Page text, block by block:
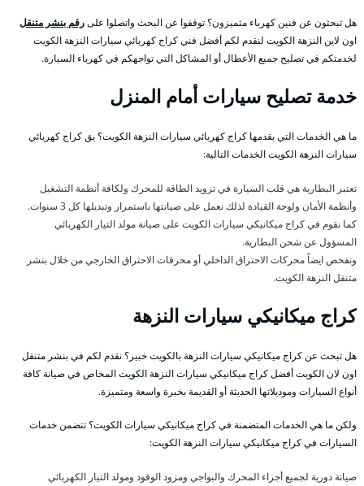
هل تبحثون عن فنين كهرباء متميزون؟ توقفوا عن البحث واتصلوا علىرقم بنشر متنقل
اون لاين النزهة الكويت لنقدم لكم أفضل فني كراج كهربائي سيارات النزهة الكويت
لخدمتكم في تصليح جميع الأعطال أو المشاكل التي تواجهكم في كهرباء السيارة.
خدمة تصليح سيارات أمام المنزل
ما هي الخدمات التي يقدمها كراج كهربائي سيارات النزهة الكويت؟ يق كراج كهربائي
سيارات النزهة الكويت الخدمات التالية:
تعتبر البطارية هي قلب السيارة في تزويد الطاقة للمحرك ولكافة أنظمة التشغيل
وأنظمة الأمان ولوحة القيادة لذلك نعمل على صيانتها باستمرار وتبديلها كل 3 سنوات.
كما نقوم في كراج ميكانيكي سيارات الكويت على صيانة مولد التيار الكهربائي
المسؤول عن شحن البطارية.
ونفحص ايضاً محركات الاحتراق الداخلي أو محرقات الاحتراق الخارجي من خلال بنشر
متنقل النزهة الكويت.
كراج ميكانيكي سيارات النزهة
هل تبحث عن كراج ميكانيكي سيارات النزهة بالكويت خبير؟ نقدم لكم في بنشر متنقل
اون لان الكويت أفضل كراج ميكانيكي سيارات النزهة الكويت المخاص في صيانة كافة
أنواع السيارات وموديلاتها الحديثة أو القديمة بخبرة واسعة ومتميزة.
ولكن ما هي الخدمات المتضمنة في كراج ميكانيكي سيارات الكويت؟ تتضمن خدمات
السيارات في كراج ميكانيكي سيارات النزهة الكويت:
صيانة دورية لجميع أجزاء المحرك والبواجي ومزود الوقود ومولد التيار الكهربائي